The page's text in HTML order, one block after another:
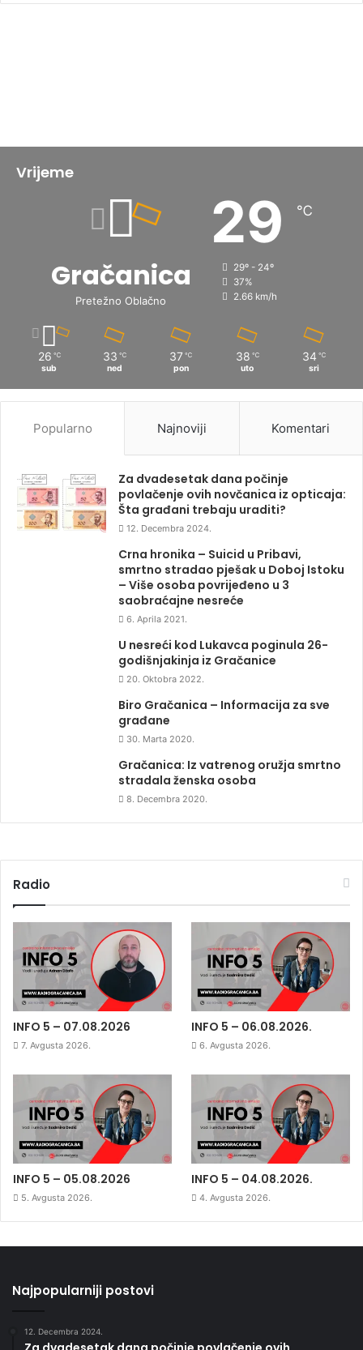
Vrijeme
Gračanica
Pretežno Oblačno
29 ℃
29º - 24º
37%
2.66 km/h
26 ℃
sub
33 ℃
ned
37 ℃
pon
38 ℃
uto
34 ℃
sri
Popularno Najnoviji Komentari
Za dvadesetak dana počinje
povlačenje ovih novčanica iz opticaja:
Šta građani trebaju uraditi?
12. Decembra 2024.
Crna hronika – Suicid u Pribavi,
smrtno stradao pješak u Doboj Istoku
– Više osoba povrijeđeno u 3
saobraćajne nesreće
6. Aprila 2021.
U nesreći kod Lukavca poginula 26-
godišnjakinja iz Gračanice
20. Oktobra 2022.
Biro Gračanica – Informacija za sve
građane
30. Marta 2020.
Gračanica: Iz vatrenog oružja smrtno
stradala ženska osoba
8. Decembra 2020.
Radio
INFO 5 – 07.08.2026
7. Avgusta 2026.
INFO 5 – 06.08.2026.
6. Avgusta 2026.
INFO 5 – 05.08.2026
5. Avgusta 2026.
INFO 5 – 04.08.2026.
4. Avgusta 2026.
Najpopularniji postovi
12. Decembra 2024.